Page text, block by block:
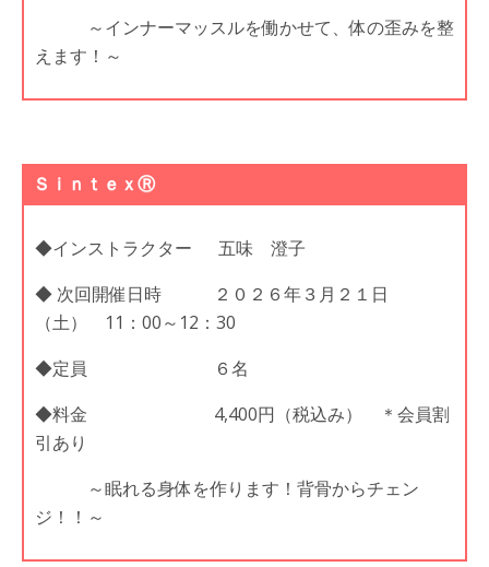
～インナーマッスルを働かせて、体の歪みを整
えます！～
ＳｉｎｔｅｘⓇ
◆インストラクター 五味 澄子
◆ 次回開催日時 ２０２６年３月２１日
（土） 11：00～12：30
◆定員 ６名
◆料金 4,400円（税込み） ＊会員割
引あり
～眠れる身体を作ります！背骨からチェン
ジ！！～